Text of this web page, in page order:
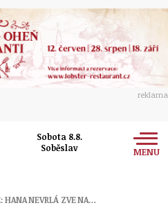
reklama
Sobota 8.8.
Soběslav
MENU
HANA NEVRLÁ ZVE NA…